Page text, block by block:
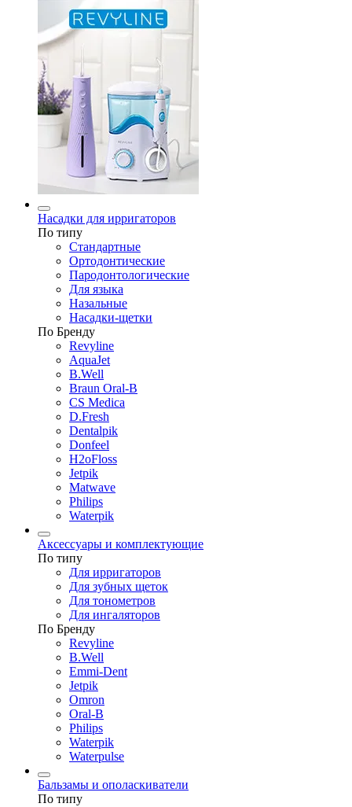
Насадки для ирригаторов
По типу
Стандартные
Ортодонтические
Пародонтологические
Для языка
Назальные
Насадки-щетки
По Бренду
Revyline
AquaJet
B.Well
Braun Oral-B
CS Medica
D.Fresh
Dentalpik
Donfeel
H2oFloss
Jetpik
Matwave
Philips
Waterpik
Аксессуары и комплектующие
По типу
Для ирригаторов
Для зубных щеток
Для тонометров
Для ингаляторов
По Бренду
Revyline
B.Well
Emmi-Dent
Jetpik
Omron
Oral-B
Philips
Waterpik
Waterpulse
Бальзамы и ополаскиватели
По типу